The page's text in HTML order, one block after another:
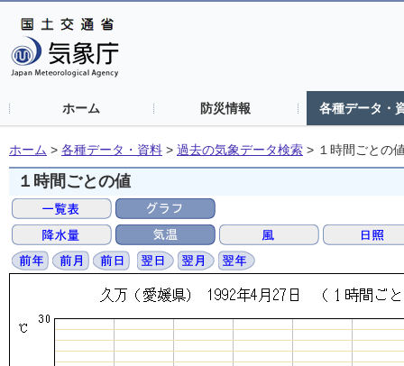
ホーム 防災情報 各種データ・
ホーム > 各種データ・資料 > 過去の気象データ検索 > １時間ごとの
１時間ごとの値